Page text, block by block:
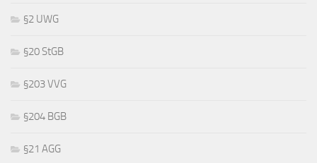
§2 UWG
§20 StGB
§203 VVG
§204 BGB
§21 AGG